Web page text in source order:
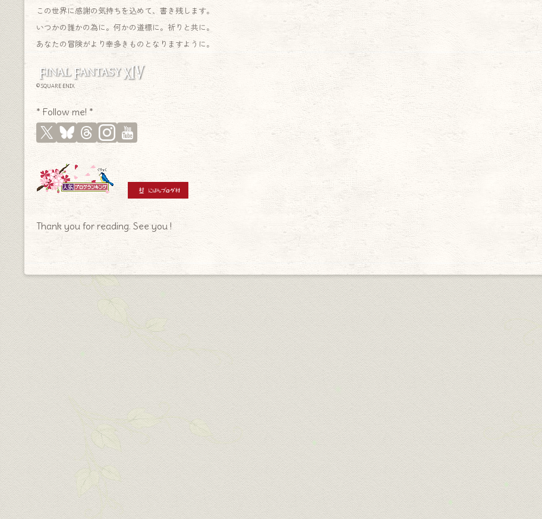
この世界に感謝の気持ちを込めて、書き残します。
いつかの誰かの為に。何かの道標に。祈りと共に。
あなたの冒険がより幸多きものとなりますように。
© SQUARE ENIX
* Follow me! *
Thank you for reading. See you !